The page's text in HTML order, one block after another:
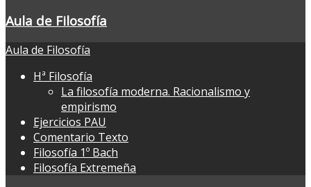
Aula de Filosofía
Aula de Filosofía
Hª Filosofía
La filosofía moderna. Racionalismo y
empirismo
Ejercicios PAU
Comentario Texto
Filosofía 1º Bach
Filosofía Extremeña